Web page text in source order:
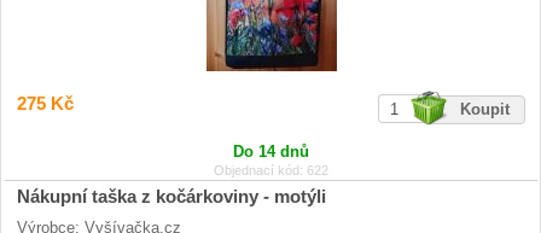
275 Kč
Do 14 dnů
Objednací kód: 622
Nákupní taška z kočárkoviny - motýli
Výrobce: Vyšívačka.cz